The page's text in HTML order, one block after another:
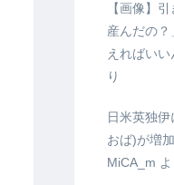
【画像】
産んだの
えればい
り
日米英独
おば)が増
MiCA_m よ